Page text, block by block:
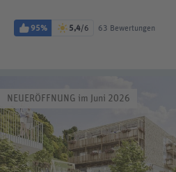
95% 5,4/6 63 Bewertungen
NEUERÖFFNUNG im Juni 2026